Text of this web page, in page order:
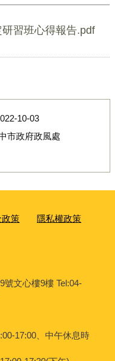
習班心得報告.pdf
10-03
市政府政風處
政策 隱私權政策
號文心樓9樓 Tel:04-
17:00、中午休息時